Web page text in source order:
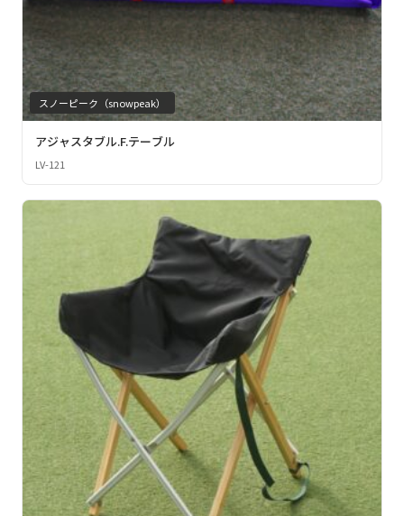
スノーピーク（snowpeak）
アジャスタブル.F.テーブル
LV-121